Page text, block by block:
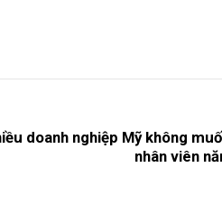
doanh nghiệp Mỹ không
nhân viên